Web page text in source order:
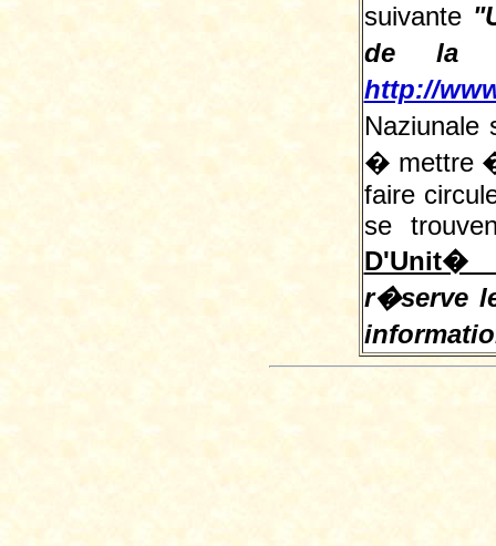
suivante
de la
http://
� mettre
faire
se
D'Unit�
r�serve